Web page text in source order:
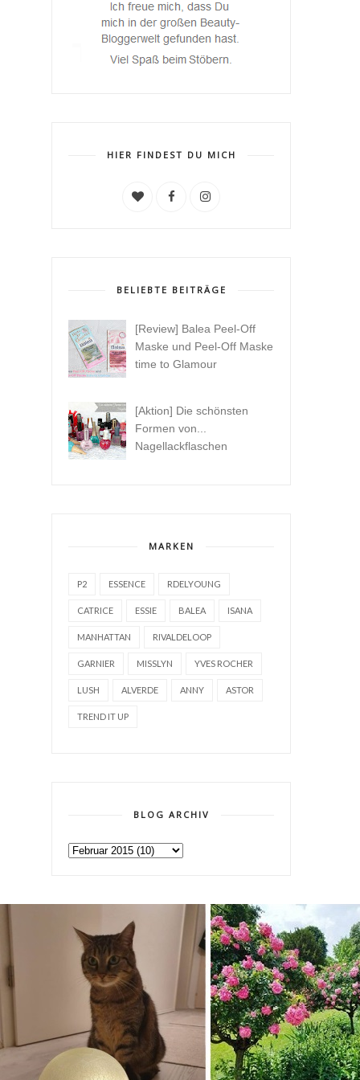
HIER FINDEST DU MICH
BELIEBTE BEITRÄGE
[Review] Balea Peel-Off
Maske und Peel-Off Maske
time to Glamour
[Aktion] Die schönsten
Formen von...
Nagellackflaschen
MARKEN
P2 ESSENCE RDELYOUNG
CATRICE ESSIE BALEA ISANA
MANHATTAN RIVALDELOOP
GARNIER MISSLYN YVES ROCHER
LUSH ALVERDE ANNY ASTOR
TREND IT UP
BLOG ARCHIV